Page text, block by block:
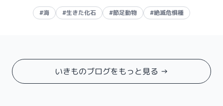
#海 #生きた化石 #節足動物 #絶滅危惧種
いきものブログをもっと見る →